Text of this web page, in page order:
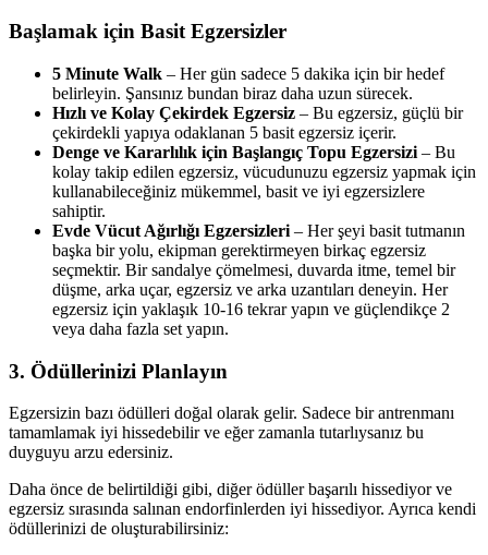
Başlamak için Basit Egzersizler
5 Minute Walk – Her gün sadece 5 dakika için bir hedef
belirleyin. Şansınız bundan biraz daha uzun sürecek.
Hızlı ve Kolay Çekirdek Egzersiz – Bu egzersiz, güçlü bir
çekirdekli yapıya odaklanan 5 basit egzersiz içerir.
Denge ve Kararlılık için Başlangıç Topu Egzersizi – Bu
kolay takip edilen egzersiz, vücudunuzu egzersiz yapmak için
kullanabileceğiniz mükemmel, basit ve iyi egzersizlere
sahiptir.
Evde Vücut Ağırlığı Egzersizleri – Her şeyi basit tutmanın
başka bir yolu, ekipman gerektirmeyen birkaç egzersiz
seçmektir. Bir sandalye çömelmesi, duvarda itme, temel bir
düşme, arka uçar, egzersiz ve arka uzantıları deneyin. Her
egzersiz için yaklaşık 10-16 tekrar yapın ve güçlendikçe 2
veya daha fazla set yapın.
3. Ödüllerinizi Planlayın
Egzersizin bazı ödülleri doğal olarak gelir. Sadece bir antrenmanı
tamamlamak iyi hissedebilir ve eğer zamanla tutarlıysanız bu
duyguyu arzu edersiniz.
Daha önce de belirtildiği gibi, diğer ödüller başarılı hissediyor ve
egzersiz sırasında salınan endorfinlerden iyi hissediyor. Ayrıca kendi
ödüllerinizi de oluşturabilirsiniz: